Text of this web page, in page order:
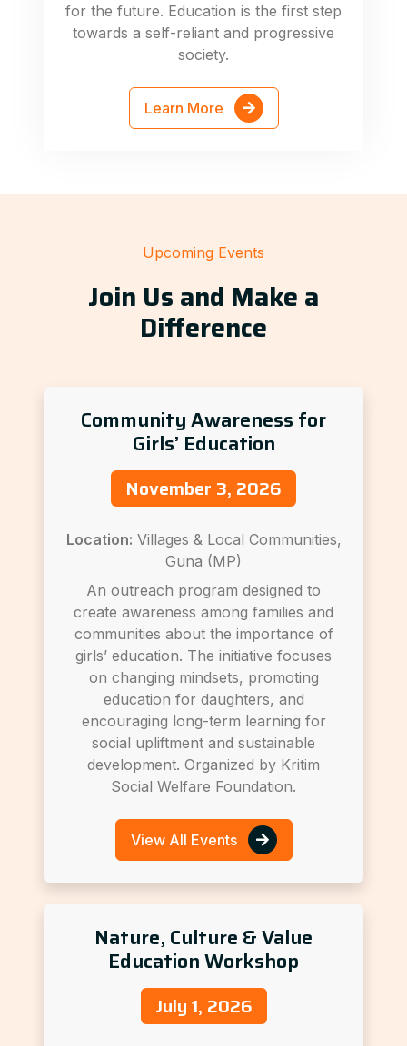
for the future. Education is the first step
towards a self-reliant and progressive
society.
Learn More
Upcoming Events
Join Us and Make a
Difference
Community Awareness for
Girls’ Education
November 3, 2026
Location: Villages & Local Communities,
Guna (MP)
An outreach program designed to
create awareness among families and
communities about the importance of
girls’ education. The initiative focuses
on changing mindsets, promoting
education for daughters, and
encouraging long-term learning for
social upliftment and sustainable
development. Organized by Kritim
Social Welfare Foundation.
View All Events
Nature, Culture & Value
Education Workshop
July 1, 2026